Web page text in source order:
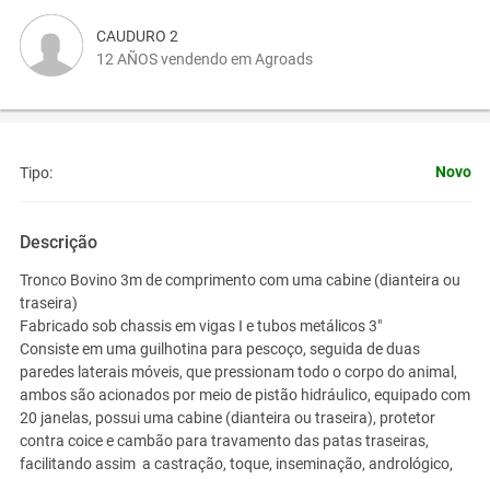
CAUDURO 2
12 AÑOS vendendo em Agroads
Tipo: Novo
Descrição
Tronco Bovino 3m de comprimento com uma cabine (dianteira ou
traseira)
Fabricado sob chassis em vigas I e tubos metálicos 3"
Consiste em uma guilhotina para pescoço, seguida de duas
paredes laterais móveis, que pressionam todo o corpo do animal,
ambos são acionados por meio de pistão hidráulico, equipado com
20 janelas, possui uma cabine (dianteira ou traseira), protetor
contra coice e cambão para travamento das patas traseiras,
facilitando assim a castração, toque, inseminação, andrológico,